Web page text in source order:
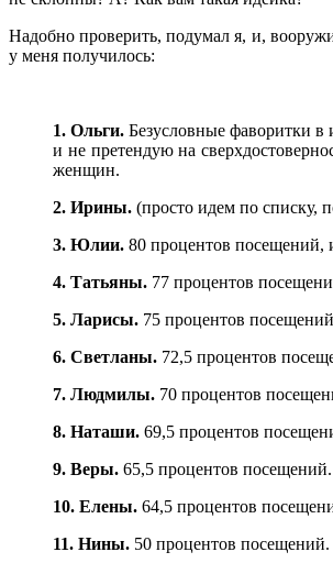
Надобно проверить, подумал я, и,
у меня получилось:
1. Ольги. Безусловные фаворитки в
и не претендую на
женщин.
2. Ирины. (просто идем по списку,
3. Юлии. 80 процентов посещений,
4. Татьяны. 77 процентов
5. Ларисы. 75 процентов
6. Светланы. 72,5 процентов
7. Людмилы. 70 процентов
8. Наташи. 69,5 процентов
9. Веры. 65,5 процентов посещений.
10. Елены. 64,5 процентов
11. Нины. 50 процентов